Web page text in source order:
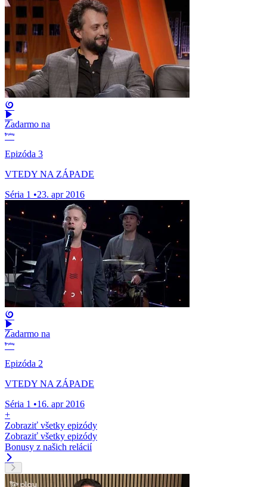
Zadarmo na
Epizóda 3
VTEDY NA ZÁPADE
Séria 1 •23. apr 2016
Zadarmo na
Epizóda 2
VTEDY NA ZÁPADE
Séria 1 •16. apr 2016
+
Zobraziť všetky epizódy
Zobraziť všetky epizódy
Bonusy z našich relácií